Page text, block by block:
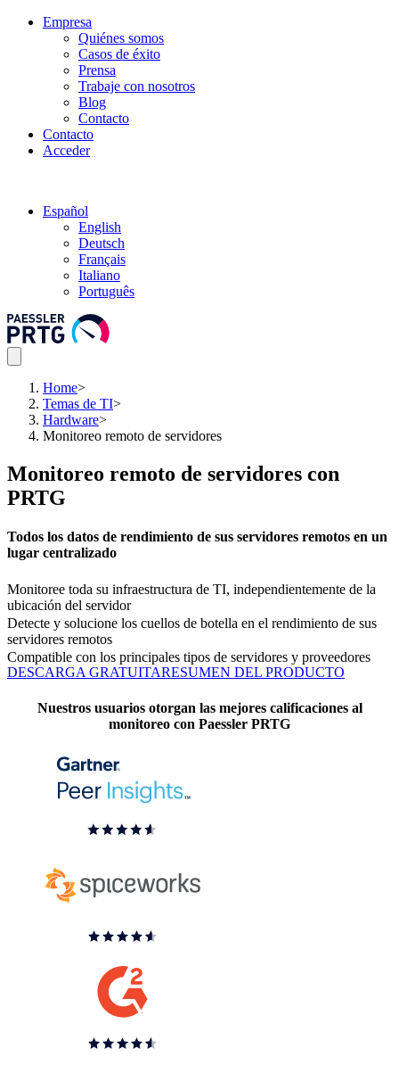
Empresa
Quiénes somos
Casos de éxito
Prensa
Trabaje con nosotros
Blog
Contacto
Contacto
Acceder
Español
English
Deutsch
Français
Italiano
Português
Home>
Temas de TI>
Hardware>
Monitoreo remoto de servidores
Monitoreo remoto de servidores con
PRTG
Todos los datos de rendimiento de sus servidores remotos en un
lugar centralizado
Monitoree toda su infraestructura de TI, independientemente de la
ubicación del servidor
Detecte y solucione los cuellos de botella en el rendimiento de sus
servidores remotos
Compatible con los principales tipos de servidores y proveedores
DESCARGA GRATUITARESUMEN DEL PRODUCTO
Nuestros usuarios otorgan las mejores calificaciones al
monitoreo con Paessler PRTG